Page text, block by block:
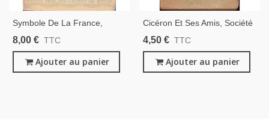
Symbole De La France,
Georges Cattaui, St Louis Et
1944 - France Chrétienne,
Monarchie, Religion
8,00 € TTC
Ajouter au panier
Cicéron Et Ses Amis, Société
Romaine Du Temps De
- Antiquité, Rome,
Philosophes
4,50 € TTC
Ajouter au panier